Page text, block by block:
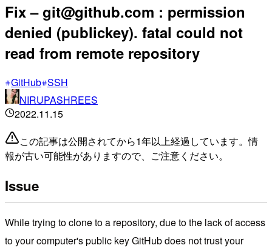
Fix – git@github.com : permission
denied (publickey). fatal could not
read from remote repository
GitHub SSH
NIRUPASHREES
2022.11.15
この記事は公開されてから1年以上経過しています。情
報が古い可能性がありますので、ご注意ください。
Issue
While trying to clone to a repository, due to the lack of access
to your computer's public key GitHub does not trust your